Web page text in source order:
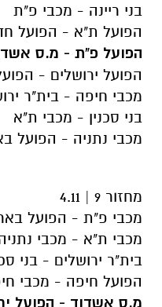
בני ריינה - מכבי פ"ת
הפועל ת"א - הפועל
הפועל פ"ת - מ.ס
הפועל ירושלים -
מכבי חיפה - בית"ר
בני סכנין - מכבי ת"א
מכבי נתניה - הפועל
מחזור 9 | 4.11
מכבי פ"ת - הפועל
מכבי ת"א - מכבי
בית"ר ירושלים - בני
הפועל חיפה - מכבי